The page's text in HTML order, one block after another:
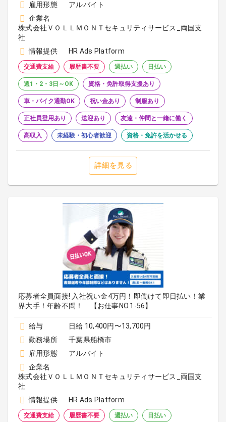
雇用形態
アルバイト
企業名
株式会社ＶＯＬＬＭＯＮＴセキュリティサービス_両国支
社
情報提供
HR Ads Platform
交通費支給 履歴書不要 週払い 日払い
週1・2・3日～OK 資格・免許取得支援あり
車・バイク通勤OK 祝い金あり 制服あり
正社員登用あり 送迎あり 友達・仲間と一緒に働く
高収入 未経験・初心者歓迎 資格・免許を活かせる
詳細を見る
応募者全員面接! 入社祝い金4万円！即働けて即日払い！業
界大手！年齢不問！ 【お仕事NO.1-56】
給与
日給 10,400円〜13,700円
勤務場所
千葉県船橋市
雇用形態
アルバイト
企業名
株式会社ＶＯＬＬＭＯＮＴセキュリティサービス_両国支
社
情報提供
HR Ads Platform
交通費支給 履歴書不要 週払い 日払い